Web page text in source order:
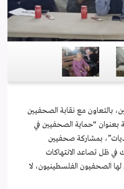
بالتعاون مع نقابة الصحفيين
بعنوان “حماية الصحفيين في
بمشاركة صحفيين
في ظل تصاعد الانتهاكات
الصحفيون الفلسطينيون، لا